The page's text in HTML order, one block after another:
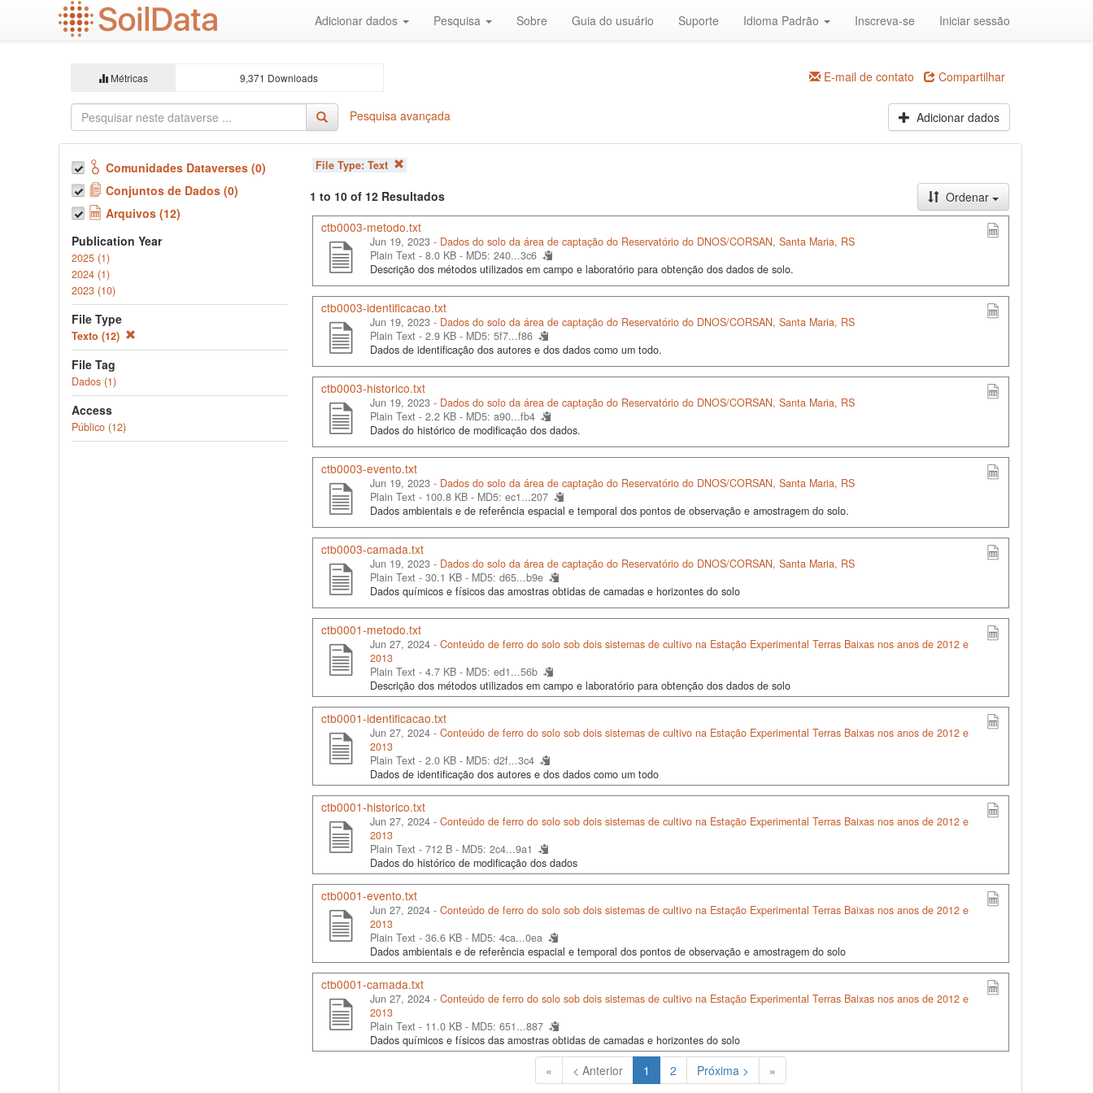
Adicionar dados Pesquisa Sobre Guia do usuário Suporte Idioma Padrão Inscreva-se Iniciar sessão
Métricas 9,371 Downloads E-mail de contato Compartilhar
Pesquisa avançada Adicionar dados
Comunidades Dataverses (0)
Conjuntos de Dados (0)
Arquivos (12)
Publication Year
2025 (1)
2024 (1)
2023 (10)
File Type
Texto (12)
File Tag
Dados (1)
Access
Público (12)
File Type: Text
1 to 10 of 12 Resultados
Ordenar
ctb0003-metodo.txt
Jun 19, 2023 - Dados do solo da área de captação do Reservatório do DNOS/CORSAN, Santa Maria, RS
Plain Text - 8.0 KB - MD5: 240...3c6
Descrição dos métodos utilizados em campo e laboratório para obtenção dos dados de solo.
ctb0003-identificacao.txt
Jun 19, 2023 - Dados do solo da área de captação do Reservatório do DNOS/CORSAN, Santa Maria, RS
Plain Text - 2.9 KB - MD5: 5f7...f86
Dados de identificação dos autores e dos dados como um todo.
ctb0003-historico.txt
Jun 19, 2023 - Dados do solo da área de captação do Reservatório do DNOS/CORSAN, Santa Maria, RS
Plain Text - 2.2 KB - MD5: a90...fb4
Dados do histórico de modificação dos dados.
ctb0003-evento.txt
Jun 19, 2023 - Dados do solo da área de captação do Reservatório do DNOS/CORSAN, Santa Maria, RS
Plain Text - 100.8 KB - MD5: ec1...207
Dados ambientais e de referência espacial e temporal dos pontos de observação e amostragem do solo.
ctb0003-camada.txt
Jun 19, 2023 - Dados do solo da área de captação do Reservatório do DNOS/CORSAN, Santa Maria, RS
Plain Text - 30.1 KB - MD5: d65...b9e
Dados químicos e físicos das amostras obtidas de camadas e horizontes do solo
ctb0001-metodo.txt
Jun 27, 2024 - Conteúdo de ferro do solo sob dois sistemas de cultivo na Estação Experimental Terras Baixas nos anos de 2012 e
2013
Plain Text - 4.7 KB - MD5: ed1...56b
Descrição dos métodos utilizados em campo e laboratório para obtenção dos dados de solo
ctb0001-identificacao.txt
Jun 27, 2024 - Conteúdo de ferro do solo sob dois sistemas de cultivo na Estação Experimental Terras Baixas nos anos de 2012 e
2013
Plain Text - 2.0 KB - MD5: d2f...3c4
Dados de identificação dos autores e dos dados como um todo
ctb0001-historico.txt
Jun 27, 2024 - Conteúdo de ferro do solo sob dois sistemas de cultivo na Estação Experimental Terras Baixas nos anos de 2012 e
2013
Plain Text - 712 B - MD5: 2c4...9a1
Dados do histórico de modificação dos dados
ctb0001-evento.txt
Jun 27, 2024 - Conteúdo de ferro do solo sob dois sistemas de cultivo na Estação Experimental Terras Baixas nos anos de 2012 e
2013
Plain Text - 36.6 KB - MD5: 4ca...0ea
Dados ambientais e de referência espacial e temporal dos pontos de observação e amostragem do solo
ctb0001-camada.txt
Jun 27, 2024 - Conteúdo de ferro do solo sob dois sistemas de cultivo na Estação Experimental Terras Baixas nos anos de 2012 e
2013
Plain Text - 11.0 KB - MD5: 651...887
Dados químicos e físicos das amostras obtidas de camadas e horizontes do solo
« < Anterior 1 (Atual)
2 Próxima > »